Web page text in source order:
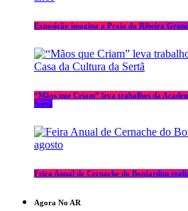
Exposição imagina a Praia da Ribeira
“Mãos que Criam” leva trabalhos da
Sertã
Feira Anual de Cernache do Bonjardim
Agora No AR